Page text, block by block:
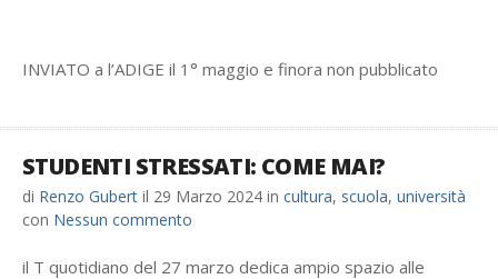
INVIATO a l’ADIGE il 1° maggio e finora non pubblicato
STUDENTI STRESSATI: COME MAI?
di Renzo Gubert il 29 Marzo 2024 in cultura, scuola, università
con Nessun commento
il T quotidiano del 27 marzo dedica ampio spazio alle